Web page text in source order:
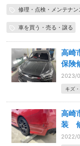
修理・点検・メンテナン
車を買う・売る・譲る
高
保険
2023/
キズ
高
装
2022/